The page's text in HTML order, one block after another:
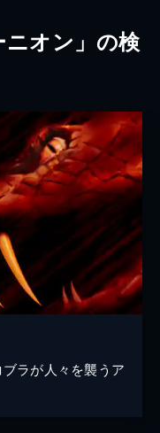
ニオン」の検
ラが人々を襲うア